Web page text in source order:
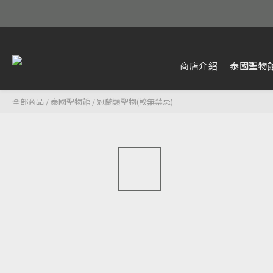
商店介紹 泰國聖物
全部商品 /泰國聖物館 / 冠蘭類聖物(較無禁忌)